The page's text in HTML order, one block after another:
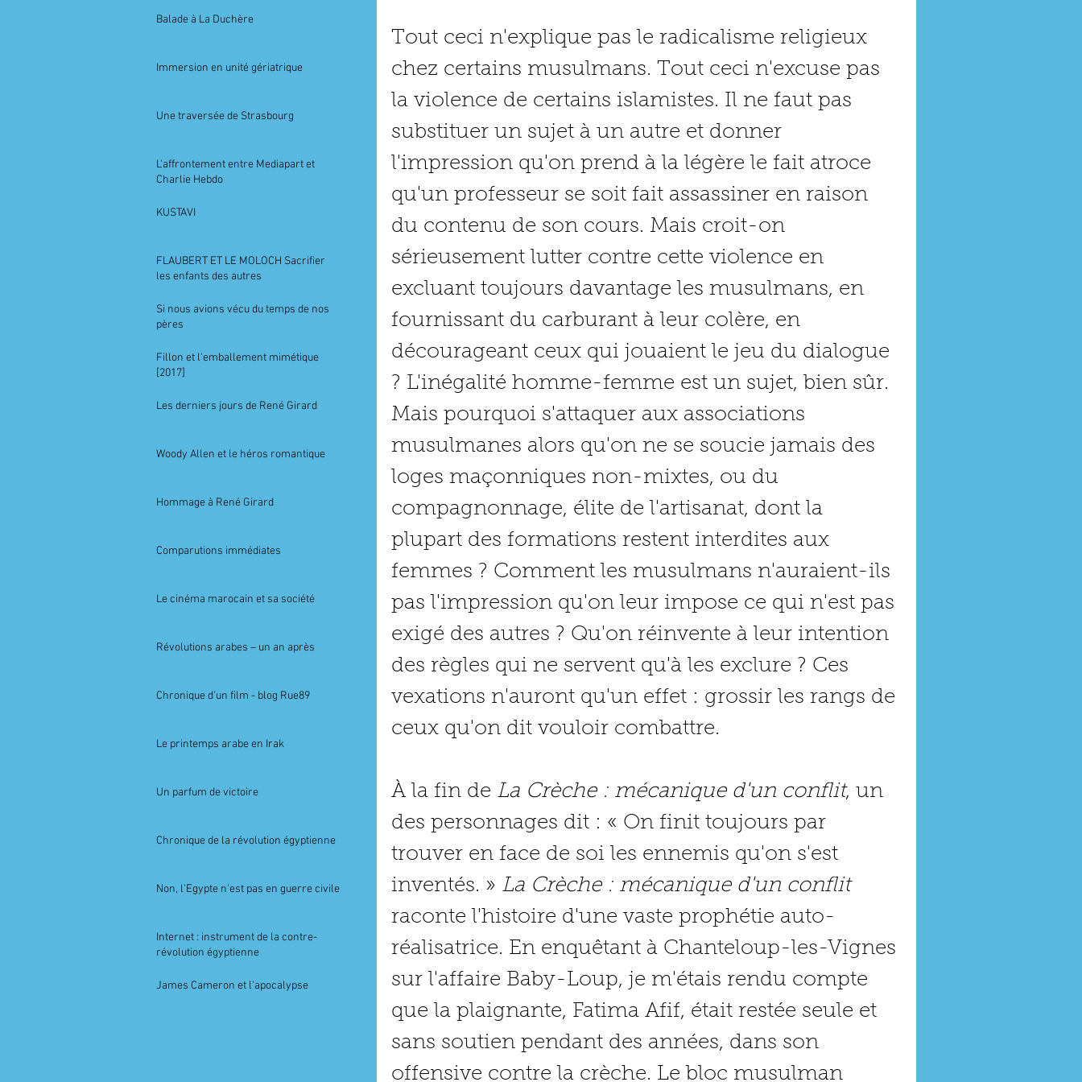
Balade à La Duchère
Immersion en unité gériatrique
Une traversée de Strasbourg
L'affrontement entre Mediapart et
Charlie Hebdo
KUSTAVI
FLAUBERT ET LE MOLOCH Sacrifier
les enfants des autres
Si nous avions vécu du temps de nos
pères
Fillon et l'emballement mimétique
[2017]
Les derniers jours de René Girard
Woody Allen et le héros romantique
Hommage à René Girard
Comparutions immédiates
Le cinéma marocain et sa société
Révolutions arabes – un an après
Chronique d'un film - blog Rue89
Le printemps arabe en Irak
Un parfum de victoire
Chronique de la révolution égyptienne
Non, l'Egypte n'est pas en guerre civile
Internet : instrument de la contre-
révolution égyptienne
James Cameron et l'apocalypse
Tout ceci n'explique pas le radicalisme religieux
chez certains musulmans. Tout ceci n'excuse pas
la violence de certains islamistes. Il ne faut pas
substituer un sujet à un autre et donner
l'impression qu'on prend à la légère le fait atroce
qu'un professeur se soit fait assassiner en raison
du contenu de son cours. Mais croit-on
sérieusement lutter contre cette violence en
excluant toujours davantage les musulmans, en
fournissant du carburant à leur colère, en
décourageant ceux qui jouaient le jeu du dialogue
? L'inégalité homme-femme est un sujet, bien sûr.
Mais pourquoi s'attaquer aux associations
musulmanes alors qu'on ne se soucie jamais des
loges maçonniques non-mixtes, ou du
compagnonnage, élite de l'artisanat, dont la
plupart des formations restent interdites aux
femmes ? Comment les musulmans n'auraient-ils
pas l'impression qu'on leur impose ce qui n'est pas
exigé des autres ? Qu'on réinvente à leur intention
des règles qui ne servent qu'à les exclure ? Ces
vexations n'auront qu'un effet : grossir les rangs de
ceux qu'on dit vouloir combattre.
À la fin de La Crèche : mécanique d'un conflit, un
des personnages dit : « On finit toujours par
trouver en face de soi les ennemis qu'on s'est
inventés. » La Crèche : mécanique d'un conflit
raconte l'histoire d'une vaste prophétie auto-
réalisatrice. En enquêtant à Chanteloup-les-Vignes
sur l'affaire Baby-Loup, je m'étais rendu compte
que la plaignante, Fatima Afif, était restée seule et
sans soutien pendant des années, dans son
offensive contre la crèche. Le bloc musulman